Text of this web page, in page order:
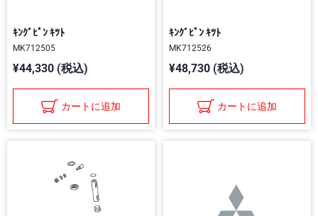
ｷﾝｸﾞﾋﾟﾝ ｷﾂﾄ
MK712505
¥44,330 (税込)
カートに追加
ｷﾝｸﾞﾋﾟﾝ ｷﾂﾄ
MK712526
¥48,730 (税込)
カートに追加